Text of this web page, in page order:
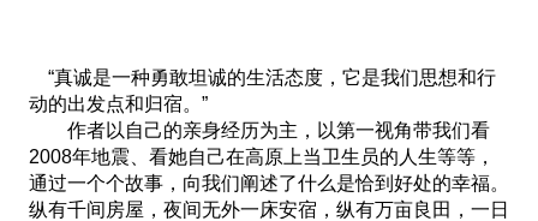
“真诚是一种勇敢坦诚的生活态度，它是我们思想和行
动的出发点和归宿。”
作者以自己的亲身经历为主，以第一视角带我们看
2008年地震、看她自己在高原上当卫生员的人生等等，
通过一个个故事，向我们阐述了什么是恰到好处的幸福。
纵有千间房屋，夜间无外一床安宿，纵有万亩良田，一日